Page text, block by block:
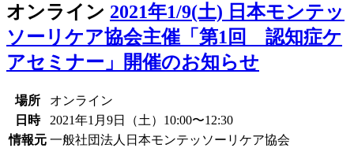
オンライン 2021年1/9(土) 日本モンテッ
ソーリケア協会主催「第1回 認知症ケ
アセミナー」開催のお知らせ
場所
オンライン
日時
2021年1月9日（土）10:00〜12:30
情報元 一般社団法人日本モンテッソーリケア協会